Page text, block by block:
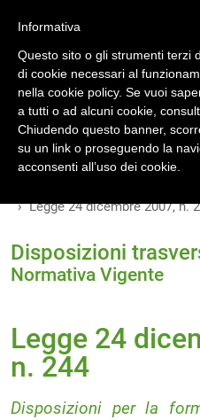
Home
Osservatorio di
Normativa energetica
Legge 24 dicembre 2007, n.
Disposizioni
Normativa Vigente
Legge 24
n. 244
Disposizioni per la
Informativa
Questo sito o gli strumenti terzi
di cookie necessari al
nella cookie policy. Se vuoi
a tutti o ad alcuni cookie,
Chiudendo questo banner,
su un link o proseguendo la
acconsenti all’uso dei cookie.